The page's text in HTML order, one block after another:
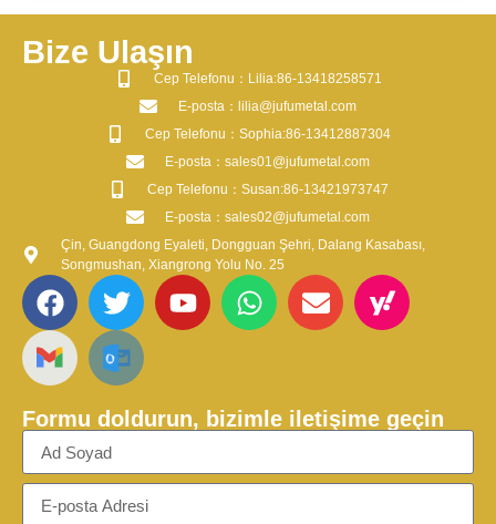
Bize Ulaşın
​Cep Telefonu：Lilia:86-13418258571
​E-posta​：lilia@jufumetal.com
​Cep Telefonu：Sophia:86-13412887304
​E-posta​：sales01@jufumetal.com
​Cep Telefonu：Susan:86-13421973747
​E-posta​：sales02@jufumetal.com
Çin, Guangdong Eyaleti, Dongguan Şehri, Dalang Kasabası,
Songmushan, Xiangrong Yolu No. 25
Formu doldurun, bizimle iletişime geçin